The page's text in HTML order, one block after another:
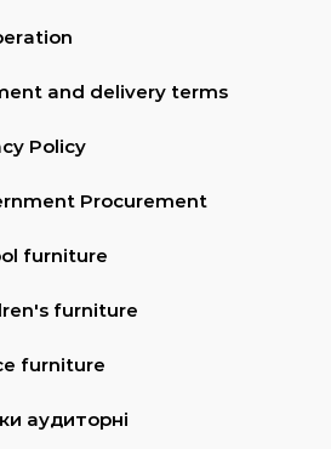
and delivery terms
Policy
Procurement
furniture
furniture
furniture
аудиторні